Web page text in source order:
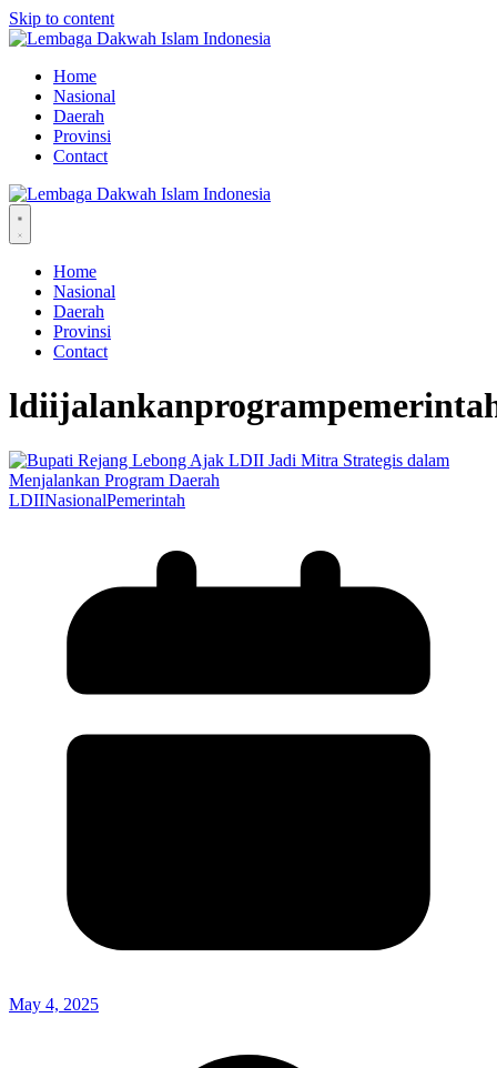
Skip to content
Home
Nasional
Daerah
Provinsi
Contact
Home
Nasional
Daerah
Provinsi
Contact
LDIINasionalPemerintah
May 4, 2025